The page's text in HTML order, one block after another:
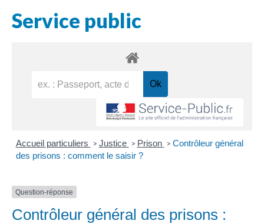
Service public
Accueil particuliers > Justice > Prison > Contrôleur général
des prisons : comment le saisir ?
Question-réponse
Contrôleur général des prisons :